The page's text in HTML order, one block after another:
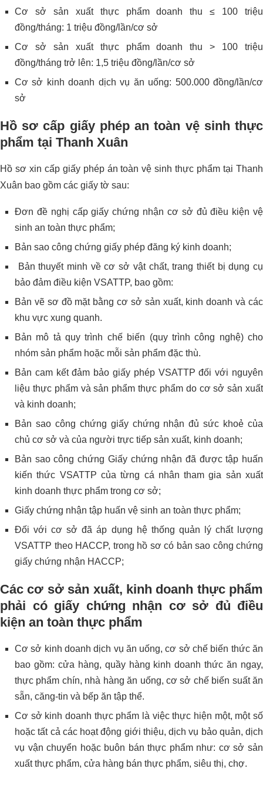
Cơ sở sản xuất thực phẩm doanh thu ≤ 100 triệu
đồng/tháng: 1 triệu đồng/lần/cơ sở
Cơ sở sản xuất thực phẩm doanh thu > 100 triệu
đồng/tháng trở lên: 1,5 triệu đồng/lần/cơ sở
Cơ sở kinh doanh dịch vụ ăn uống: 500.000 đồng/lần/cơ
sở
Hồ sơ cấp giấy phép an toàn vệ sinh thực
phẩm tại Thanh Xuân
Hồ sơ xin cấp giấy phép án toàn vệ sinh thực phẩm tại Thanh
Xuân bao gồm các giấy tờ sau:
Đơn đề nghị cấp giấy chứng nhận cơ sở đủ điều kiện vệ
sinh an toàn thực phẩm;
Bản sao công chứng giấy phép đăng ký kinh doanh;
Bản thuyết minh về cơ sở vật chất, trang thiết bị dụng cụ
bảo đảm điều kiện VSATTP, bao gồm:
Bản vẽ sơ đồ mặt bằng cơ sở sản xuất, kinh doanh và các
khu vực xung quanh.
Bản mô tả quy trình chế biến (quy trình công nghệ) cho
nhóm sản phẩm hoặc mỗi sản phẩm đặc thù.
Bản cam kết đảm bảo giấy phép VSATTP đối với nguyên
liệu thực phẩm và sản phẩm thực phẩm do cơ sở sản xuất
và kinh doanh;
Bản sao công chứng giấy chứng nhận đủ sức khoẻ của
chủ cơ sở và của người trực tiếp sản xuất, kinh doanh;
Bản sao công chứng Giấy chứng nhận đã được tập huấn
kiến thức VSATTP của từng cá nhân tham gia sản xuất
kinh doanh thực phẩm trong cơ sở;
Giấy chứng nhận tập huấn vệ sinh an toàn thực phẩm;
Đối với cơ sở đã áp dụng hệ thống quản lý chất lượng
VSATTP theo HACCP, trong hồ sơ có bản sao công chứng
giấy chứng nhận HACCP;
Các cơ sở sản xuất, kinh doanh thực phẩm
phải có giấy chứng nhận cơ sở đủ điều
kiện an toàn thực phẩm
Cơ sở kinh doanh dịch vụ ăn uống, cơ sở chế biến thức ăn
bao gồm: cửa hàng, quầy hàng kinh doanh thức ăn ngay,
thực phẩm chín, nhà hàng ăn uống, cơ sở chế biến suất ăn
sẵn, căng-tin và bếp ăn tập thể.
Cơ sở kinh doanh thực phẩm là việc thực hiện một, một số
hoặc tất cả các hoạt động giới thiệu, dịch vụ bảo quản, dịch
vụ vận chuyển hoặc buôn bán thực phẩm như: cơ sở sản
xuất thực phẩm, cửa hàng bán thực phẩm, siêu thị, chợ.